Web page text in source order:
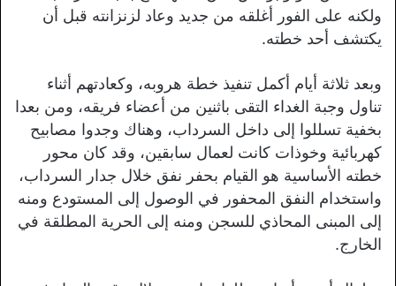
ولكنه على الفور أغلقه من جديد وعاد لزنزانته قبل أن
يكتشف أحد خطته.
وبعد ثلاثة أيام أكمل تنفيذ خطة هروبه، وكعادتهم أثناء
تناول وجبة الغداء التقى باثنين من أعضاء فريقه، ومن بعدا
بخفية تسللوا إلى داخل السرداب، وهناك وجدوا مصابيح
كهربائية وخوذات كانت لعمال سابقين، وقد كان محور
خطته الأساسية هو القيام بحفر نفق خلال جدار السرداب،
واستخدام النفق المحفور في الوصول إلى المستودع ومنه
إلى المبنى المحاذي للسجن ومنه إلى الحرية المطلقة في
الخارج.